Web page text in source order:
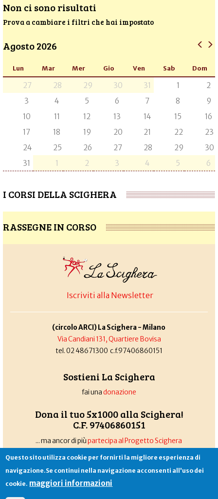
Non ci sono risultati
Prova a cambiare i filtri che hai impostato
Agosto 2026
Lun Mar Mer Gio Ven Sab Dom
27 28 29 30 31 1
2
3
4 5 6 7 8
9
10
11 12 13 14 15
16
17
18 19 20 21 22
23
24
25 26 27 28 29
30
31
1 2 3 4 5 6
I CORSI DELLA SCIGHERA
RASSEGNE IN CORSO
Iscriviti alla Newsletter
(circolo ARCI) La Scighera - Milano
Via Candiani 131, Quartiere Bovisa
tel. 02 48671300 c.f.97406860151
Sostieni La Scighera
fai unadonazione
Dona il tuo 5x1000 alla Scighera!
C.F. 97406860151
... ma ancor di piùpartecipa al Progetto Scighera
Questo sito utilizza cookie per fornirti la migliore esperienza di
navigazione.Se continui nella navigazione acconsenti all'uso dei
cookie. maggiori informazioni